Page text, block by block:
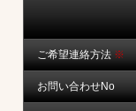
ご希望連絡方法 ※
お問い合わせNo